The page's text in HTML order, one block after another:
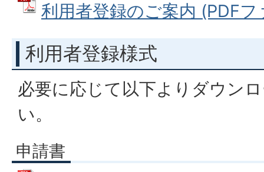
利用者登録のご案内 (PDF
利用者登録様式
必要に応じて以下よりダウン
い。
申請書